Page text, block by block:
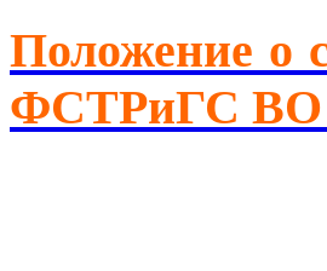
Положение о
ФСТРиГС ВО